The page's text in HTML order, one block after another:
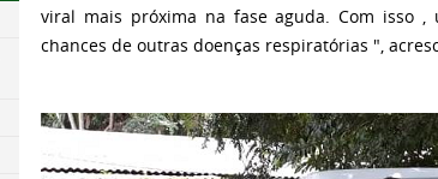
viral mais próxima na fase aguda. Com isso
chances de outras doenças respiratórias ",